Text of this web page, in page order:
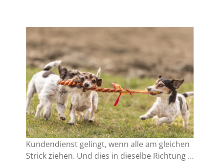
Kundendienst gelingt, wenn alle am gleichen
Strick ziehen. Und dies in dieselbe Richtung …